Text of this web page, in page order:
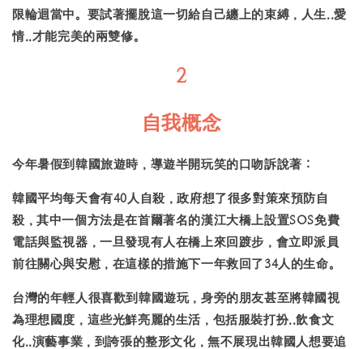
限輪迴當中。要試著擺脫這一切給自己纏上的束縛，人生..愛
情..才能完美的兩雙修。
2
自我概念
今年暑假到韓國旅遊時，導遊半開玩笑的口吻訴說著：
韓國平均每天會有40人自殺，政府想了很多對策來預防自
殺，其中一個方法是在首爾著名的漢江大橋上設置SOS免費
電話與監視器，一旦發現有人在橋上來回踱步，會立即派員
前往關心與安慰，在這樣的措施下一年救回了34人的生命。
台灣的年輕人很喜歡到韓國遊玩，身旁的朋友甚至將韓國視
為理想國度，這些光鮮亮麗的生活，包括服裝打扮..飲食文
化..演藝事業，到誇張的整形文化，無不展現出韓國人想要追